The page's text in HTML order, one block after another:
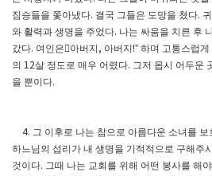
짐승들을 쫓아냈다. 결국 그들은 도망을 쳤다.
와 활력과 생명을 주었다. 나는 싸움을 치른 후
갔다. 여인은󰡒아버지 , 아버지 !” 하며 고통스럽
의 12살 정도로 매우 어렸다. 그저 몹시 어두운
을 뿐이다.
4. 그 이후로 나는 참으로 아름다운 소녀를
하느님의 섭리가 내 생명을 기적적으로 구해주
것이다. 그때 나는 교회를 위해 어떤 봉사를 해